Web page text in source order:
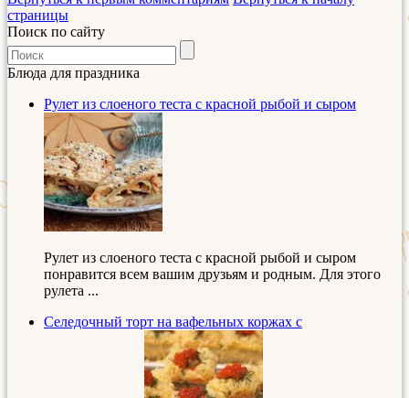
страницы
Поиск по сайту
Блюда для праздника
Рулет из слоеного теста с красной рыбой и сыром
Рулет из слоеного теста с красной рыбой и сыром
понравится всем вашим друзьям и родным. Для этого
рулета ...
Селедочный торт на вафельных коржах с